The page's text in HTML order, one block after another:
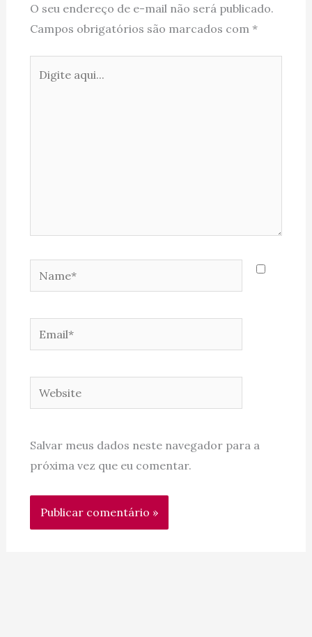
O seu endereço de e-mail não será publicado.
Campos obrigatórios são marcados com *
aqui...
Website
Salvar meus dados neste navegador para a
próxima vez que eu comentar.